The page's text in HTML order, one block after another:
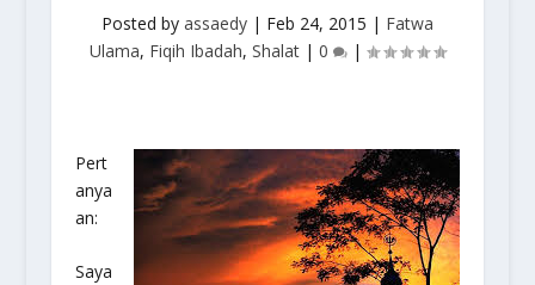
Posted by assaedy| Feb 24, 2015 | Fatwa
Ulama, Fiqih Ibadah, Shalat| 0 |
Pert
anya
an:
Saya